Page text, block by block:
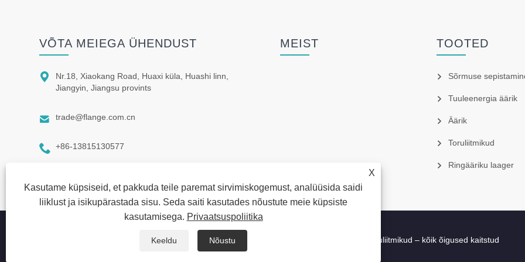
X
Kasutame küpsiseid, et pakkuda teile paremat sirvimiskogemust, analüüsida saidi
liiklust ja isikupärastada sisu. Seda saiti kasutades nõustute meie küpsiste
kasutamisega. Privaatsuspoliitika
Keeldu Nõustu
VÕTA MEIEGA ÜHENDUST

Nr.18, Xiaokang Road, Huaxi küla, Huashi linn,
Jiangyin, Jiangsu provints
 trade@flange.com.cn
 +86-13815130577
MEIST TOOTED
Sõrmuse
Tuuleenergia äärik
Äärik
Toruliitmikud
Ringääriku laager
Autoriõigus © 2022 Jiangyin Huaxi Flange Pipe Fittings Co., Ltd. – äärik, rõngassepised, toruliitmikud – kõik õigused kaitstud